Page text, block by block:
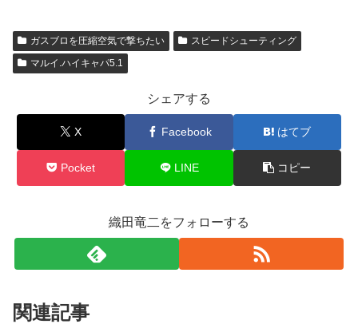
ガスブロを圧縮空気で撃ちたい
スピードシューティング
マルイ.ハイキャパ5.1
シェアする
X Facebook はてブ
Pocket LINE コピー
織田竜二をフォローする
関連記事